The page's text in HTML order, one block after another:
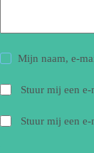
Mijn naam, e-
Stuur mij een
Stuur mij een